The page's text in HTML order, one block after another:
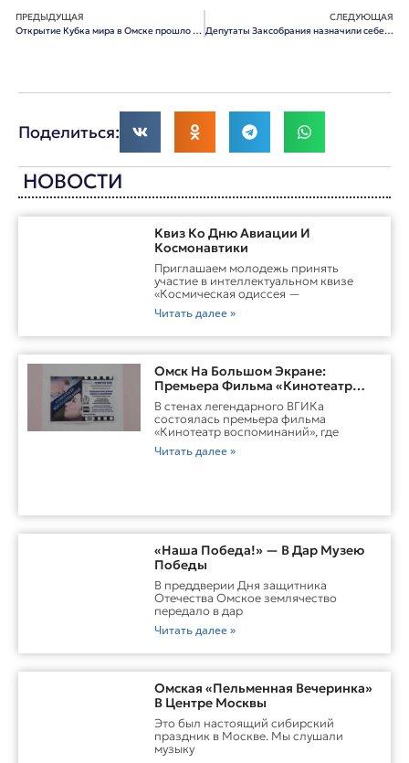
ПРЕДЫДУЩАЯ
Открытие Кубка мира в Омске прошло скромно
СЛЕДУЮЩАЯ
Депутаты Заксобрания назначили себе выборы на 4 декабря
Поделиться:
НОВОСТИ
Квиз Ко Дню Авиации И
Космонавтики
Приглашаем молодежь принять
участие в интеллектуальном квизе
«Космическая одиссея —
Читать далее »
Омск На Большом Экране:
Премьера Фильма «Кинотеатр
Воспоминаний»
В стенах легендарного ВГИКа
состоялась премьера фильма
«Кинотеатр воспоминаний», где
Читать далее »
«Наша Победа!» — В Дар Музею
Победы
В преддверии Дня защитника
Отечества Омское землячество
передало в дар
Читать далее »
Омская «Пельменная Вечеринка»
В Центре Москвы
Это был настоящий сибирский
праздник в Москве. Мы слушали
музыку